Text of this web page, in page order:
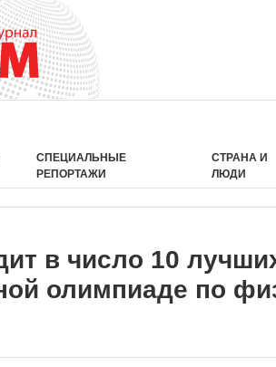
СПЕЦИАЛЬНЫЕ
РЕПОРТАЖИ
СТРАНА И
ЛЮДИ
в число 10
олимпиаде по